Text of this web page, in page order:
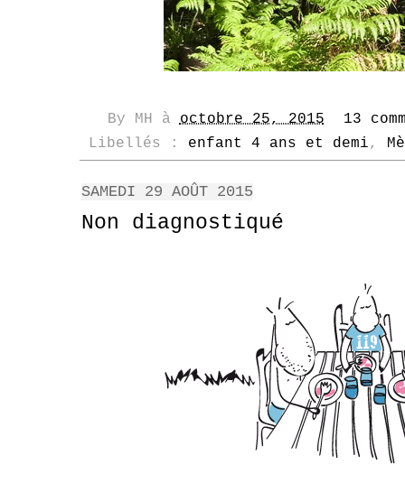
By MH àoctobre 25, 2015
13
Libellés : enfant 4 ans et demi,
SAMEDI 29 AOÛT 2015
Non diagnostiqué